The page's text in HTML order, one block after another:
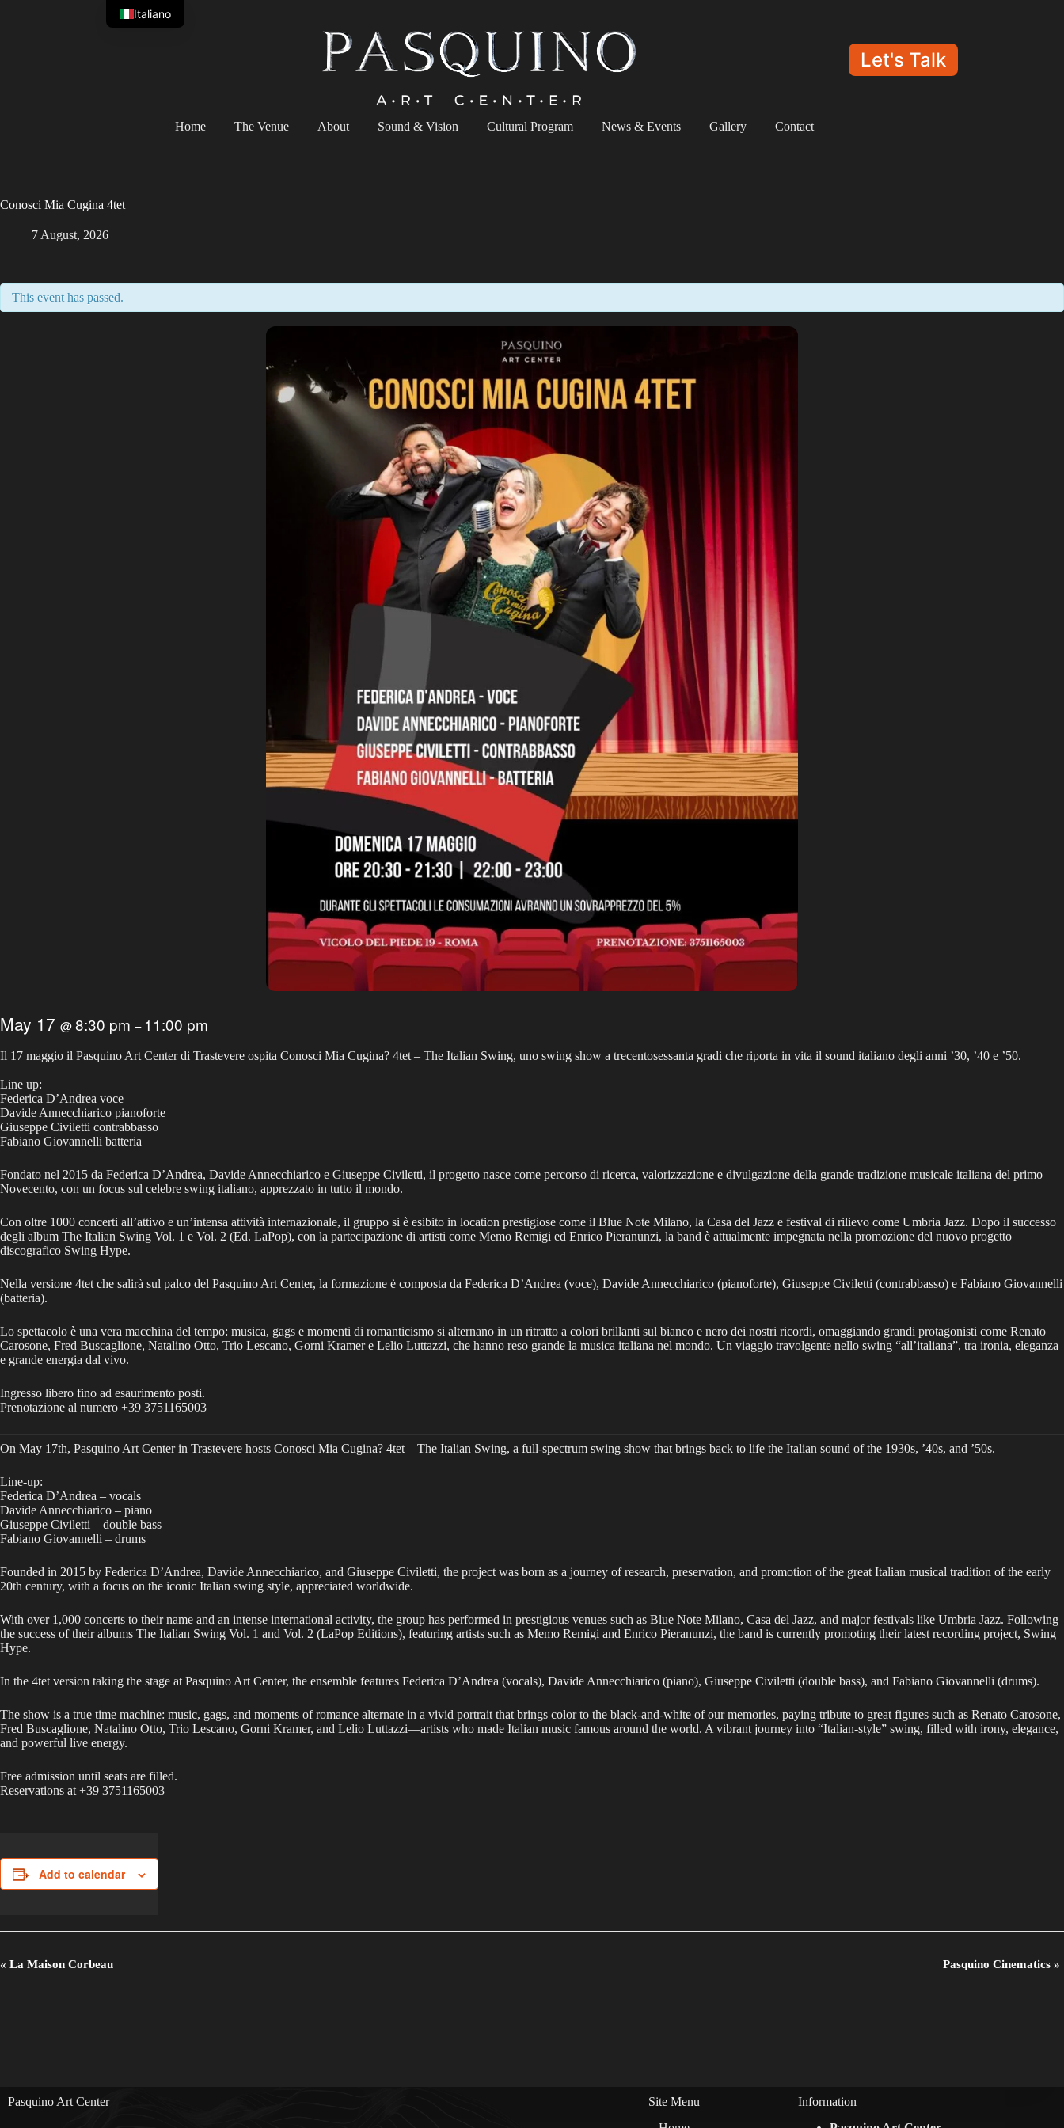
Let's Talk
Home The Venue About Sound & Vision Cultural Program News & Events Gallery Contact
Conosci Mia Cugina 4tet
7 August, 2026
This event has passed.
May 17 @8:30 pm – 11:00 pm
Il 17 maggio il Pasquino Art Center di Trastevere ospita Conosci Mia Cugina? 4tet – The Italian Swing, uno swing show a trecentosessanta gradi che riporta in vita il sound italiano degli anni ’30, ’40 e ’50.
Line up:
Federica D’Andrea voce
Davide Annecchiarico pianoforte
Giuseppe Civiletti contrabbasso
Fabiano Giovannelli batteria
Fondato nel 2015 da Federica D’Andrea, Davide Annecchiarico e Giuseppe Civiletti, il progetto nasce come percorso di ricerca, valorizzazione e divulgazione della grande tradizione musicale italiana del primo
Novecento, con un focus sul celebre swing italiano, apprezzato in tutto il mondo.
Con oltre 1000 concerti all’attivo e un’intensa attività internazionale, il gruppo si è esibito in location prestigiose come il Blue Note Milano, la Casa del Jazz e festival di rilievo come Umbria Jazz. Dopo il successo
degli album The Italian Swing Vol. 1 e Vol. 2 (Ed. LaPop), con la partecipazione di artisti come Memo Remigi ed Enrico Pieranunzi, la band è attualmente impegnata nella promozione del nuovo progetto
discografico Swing Hype.
Nella versione 4tet che salirà sul palco del Pasquino Art Center, la formazione è composta da Federica D’Andrea (voce), Davide Annecchiarico (pianoforte), Giuseppe Civiletti (contrabbasso) e Fabiano Giovannelli
(batteria).
Lo spettacolo è una vera macchina del tempo: musica, gags e momenti di romanticismo si alternano in un ritratto a colori brillanti sul bianco e nero dei nostri ricordi, omaggiando grandi protagonisti come Renato
Carosone, Fred Buscaglione, Natalino Otto, Trio Lescano, Gorni Kramer e Lelio Luttazzi, che hanno reso grande la musica italiana nel mondo. Un viaggio travolgente nello swing “all’italiana”, tra ironia, eleganza
e grande energia dal vivo.
Ingresso libero fino ad esaurimento posti.
Prenotazione al numero +39 3751165003
On May 17th, Pasquino Art Center in Trastevere hosts Conosci Mia Cugina? 4tet – The Italian Swing, a full-spectrum swing show that brings back to life the Italian sound of the 1930s, ’40s, and ’50s.
Line-up:
Federica D’Andrea – vocals
Davide Annecchiarico – piano
Giuseppe Civiletti – double bass
Fabiano Giovannelli – drums
Founded in 2015 by Federica D’Andrea, Davide Annecchiarico, and Giuseppe Civiletti, the project was born as a journey of research, preservation, and promotion of the great Italian musical tradition of the early
20th century, with a focus on the iconic Italian swing style, appreciated worldwide.
With over 1,000 concerts to their name and an intense international activity, the group has performed in prestigious venues such as Blue Note Milano, Casa del Jazz, and major festivals like Umbria Jazz. Following
the success of their albums The Italian Swing Vol. 1 and Vol. 2 (LaPop Editions), featuring artists such as Memo Remigi and Enrico Pieranunzi, the band is currently promoting their latest recording project, Swing
Hype.
In the 4tet version taking the stage at Pasquino Art Center, the ensemble features Federica D’Andrea (vocals), Davide Annecchiarico (piano), Giuseppe Civiletti (double bass), and Fabiano Giovannelli (drums).
The show is a true time machine: music, gags, and moments of romance alternate in a vivid portrait that brings color to the black-and-white of our memories, paying tribute to great figures such as Renato Carosone,
Fred Buscaglione, Natalino Otto, Trio Lescano, Gorni Kramer, and Lelio Luttazzi—artists who made Italian music famous around the world. A vibrant journey into “Italian-style” swing, filled with irony, elegance,
and powerful live energy.
Free admission until seats are filled.
Reservations at +39 3751165003
Add to calendar
E
« La Maison Corbeau Pasquino Cinematics »
Pasquino Art Center
Site Menu
Information
Italiano